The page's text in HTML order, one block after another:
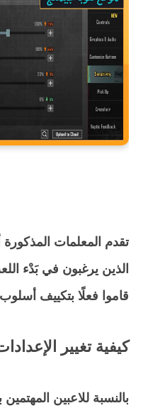
تقدم المعلمات المذكورة
الذين يرغبون في بَدْء
قاموا فعلًا بتكييف
كيفية تغيير
بالنسبة للاعبين